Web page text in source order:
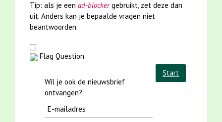
Tip: als je een ad-blockergebruikt, zet deze dan
uit. Anders kan je bepaalde vragen niet
beantwoorden.
Flag Question
Start
Wil je ook de nieuwsbrief
ontvangen?